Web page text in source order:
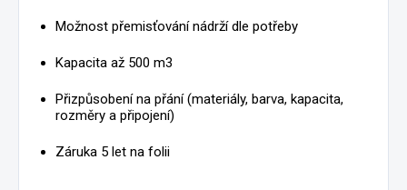
Možnost přemisťování nádrží dle potřeby
Kapacita až 500 m3
Přizpůsobení na přání (materiály, barva, kapacita,
rozměry a připojení)
Záruka 5 let na folii